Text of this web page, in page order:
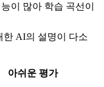
이 많아 학습 곡선이
한 AI의 설명이 다소
아쉬운 평가